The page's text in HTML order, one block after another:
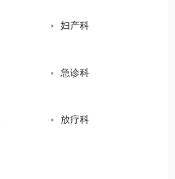
妇产科
急诊科
放疗科